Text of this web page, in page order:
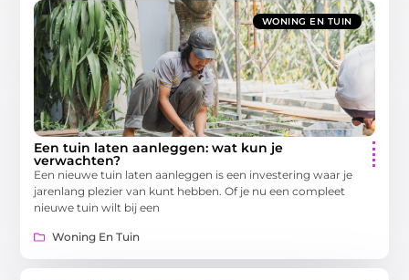
WONING EN TUIN
Een tuin laten aanleggen: wat kun je
verwachten?
Een nieuwe tuin laten aanleggen is een investering waar je
jarenlang plezier van kunt hebben. Of je nu een compleet
nieuwe tuin wilt bij een
Woning En Tuin